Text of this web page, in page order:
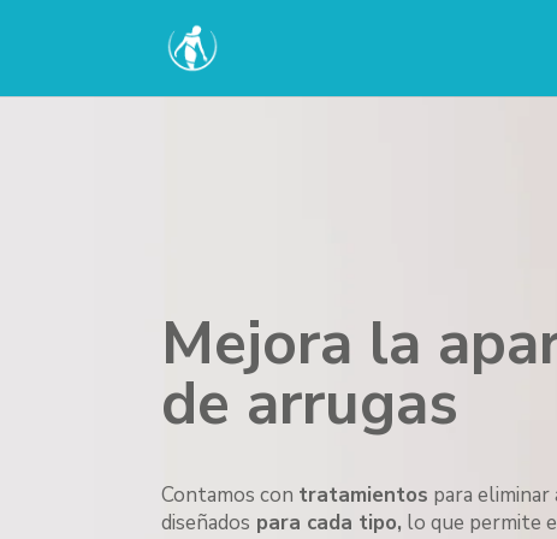
Mejora la
de arrugas
Contamos con tratamientos para eliminar
diseñados para cada tipo, lo que permite